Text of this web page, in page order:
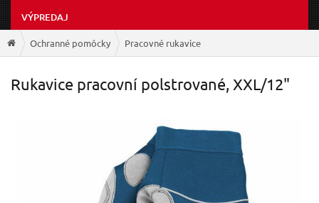
VÝPREDAJ
Ochranné pomôcky Pracovné rukavice
Rukavice pracovní polstrované, XXL/12"